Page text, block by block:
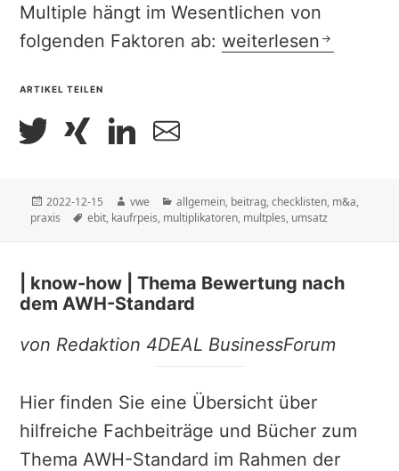
Multiple hängt im Wesentlichen von
folgenden Faktoren ab:| checkliste |
weiterlesen
ARTIKEL TEILEN
Veröffentlicht
am
2022-12-15 Autor
vwe Kategorien
allgemein, beitrag,checklisten, m&a,
praxis
Schlagwörter
ebit, kaufrpeis, multiplikatoren, multples, umsatz
| know-how | Thema Bewertung nach
dem AWH-Standard
von Redaktion 4DEAL BusinessForum
Hier finden Sie eine Übersicht über
hilfreiche Fachbeiträge und Bücher zum
Thema AWH-Standard im Rahmen der